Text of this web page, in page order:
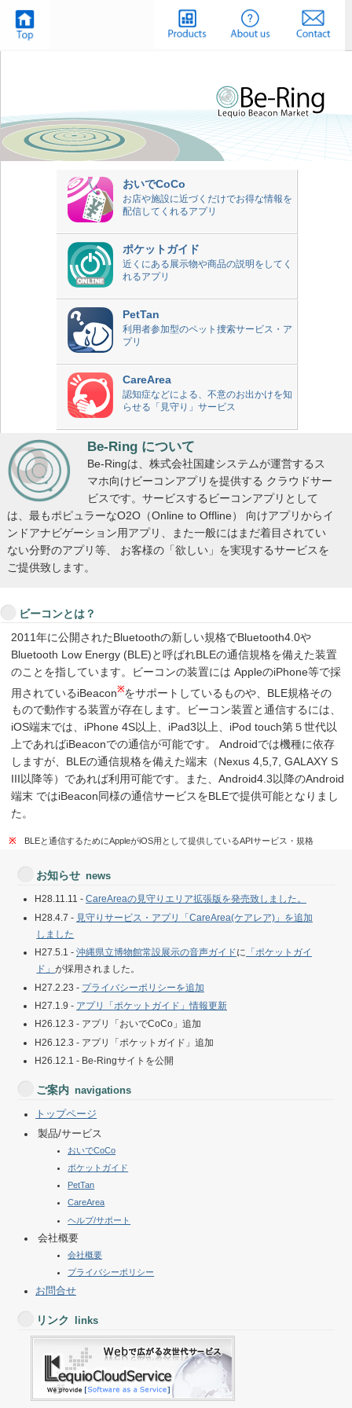
おいでCoCo
お店や施設に近づくだけでお得な情報を
配信してくれるアプリ
ポケットガイド
近くにある展示物や商品の説明をしてく
れるアプリ
PetTan
利用者参加型のペット捜索サービス・ア
プリ
CareArea
認知症などによる、不意のお出かけを知
らせる「見守り」サービス
Be-Ring について
Be-Ringは、株式会社国建システムが運営するス
マホ向けビーコンアプリを提供する クラウドサー
ビスです。サービスするビーコンアプリとして
は、最もポピュラーなO2O（Online to Offline） 向けアプリからイ
ンドアナビゲーション用アプリ、また一般にはまだ着目されてい
ない分野のアプリ等、 お客様の「欲しい」を実現するサービスを
ご提供致します。
ビーコンとは？
2011年に公開されたBluetoothの新しい規格でBluetooth4.0や
Bluetooth Low Energy (BLE)と呼ばれBLEの通信規格を備えた装置
のことを指しています。ビーコンの装置には AppleのiPhone等で採
用されているiBeacon※をサポートしているものや、BLE規格その
もので動作する装置が存在します。ビーコン装置と通信するには、
iOS端末では、iPhone 4S以上、iPad3以上、iPod touch第５世代以
上であればiBeaconでの通信が可能です。 Androidでは機種に依存
しますが、BLEの通信規格を備えた端末（Nexus 4,5,7, GALAXY S
III以降等）であれば利用可能です。また、Android4.3以降のAndroid
端末 ではiBeacon同様の通信サービスをBLEで提供可能となりまし
た。
BLEと通信するためにAppleがiOS用として提供しているAPIサービス・規格
お知らせ news
H28.11.11 - CareAreaの見守りエリア拡張版を発売致しました。
H28.4.7 - 見守りサービス・アプリ「CareArea(ケアレア)」を追加
しました
H27.5.1 - 沖縄県立博物館常設展示の音声ガイドに 「ポケットガイ
ド」が採用されました。
H27.2.23 - プライバシーポリシーを追加
H27.1.9 - アプリ「ポケットガイド」情報更新
H26.12.3 - アプリ「おいでCoCo」追加
H26.12.3 - アプリ「ポケットガイド」追加
H26.12.1 - Be-Ringサイトを公開
ご案内 navigations
トップページ
製品/サービス
おいでCoCo
ポケットガイド
PetTan
CareArea
ヘルプ/サポート
会社概要
会社概要
プライバシーポリシー
お問合せ
リンク links